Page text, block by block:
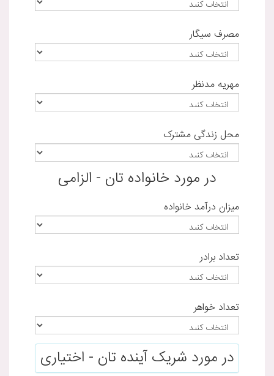
مصرف سیگار
مهریه مدنظر
محل زندگی مشترک
در مورد خانواده تان - الزامی
میزان درآمد خانواده
تعداد برادر
تعداد خواهر
در مورد شریک آینده تان - اختیاری